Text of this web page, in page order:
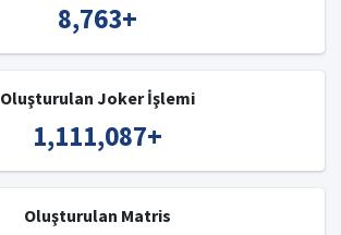
8,763+
Oluşturulan Joker İşlemi
1,111,087+
Oluşturulan Matris